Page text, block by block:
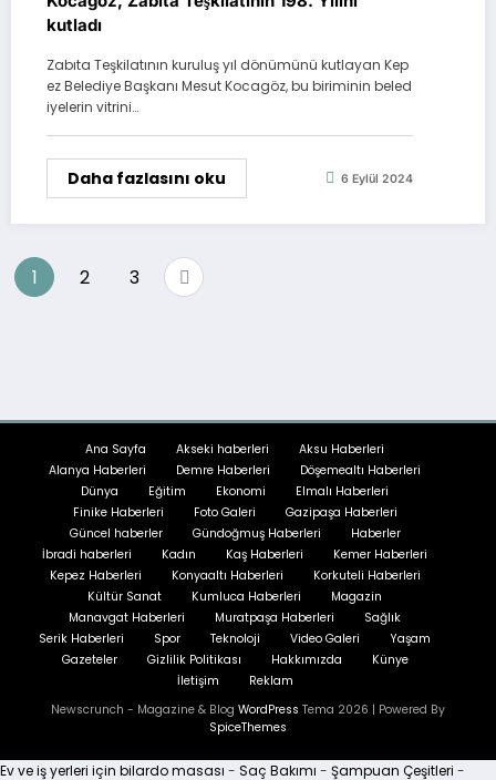
kutladı
Zabıta Teşkilatının kuruluş yıl dönümünü kutlayan Kep
ez Belediye Başkanı Mesut Kocagöz, bu biriminin beled
iyelerin vitrini…
Daha fazlasını oku 6 Eylül 2024
Yazı
1 2 3
Ana Sayfa Akseki haberleri
Aksu Haberleri
Alanya Haberleri
Demre Haberleri
Döşemealtı Haberleri
Dünya
Eğitim Ekonomi
Elmalı Haberleri
Finike Haberleri
Foto Galeri
Gazipaşa Haberleri
Güncel haberler
Gündoğmuş Haberleri
Haberler
İbradi haberleri
Kadın Kaş Haberleri
Kemer Haberleri
Kepez Haberleri
Konyaaltı Haberleri
Korkuteli Haberleri
Kültür Sanat
Kumluca Haberleri
Magazin
Manavgat Haberleri
Muratpaşa Haberleri
Sağlık
Serik Haberleri
Spor Teknoloji Video Galeri
Yaşam
Gazeteler
Gizlilik Politikası Hakkımızda
Künye
İletişim
Reklam
Newscrunch - Magazine & Blog WordPress Tema 2026 | Powered By
SpiceThemes
Ev ve iş yerleri için bilardo masası - Saç Bakımı - Şampuan Çeşitleri -